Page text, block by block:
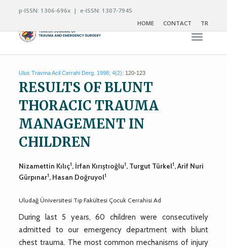
p-ISSN: 1306-696x | e-ISSN: 1307-7945
HOME
CONTACT TR
Toggle
Ulus Travma Acil Cerrahi Derg. 1998; 4(2): 120-123
RESULTS OF BLUNT
THORACIC TRAUMA
MANAGEMENT IN
CHILDREN
Nizamettin Kılıç1, İrfan Kırıştıoğlu1, Turgut Türkel1, Arif Nuri
Gürpınar1, Hasan Doğruyol1
Uludağ Üniversitesi Tıp Fakültesi Çocuk Cerrahisi Ad
During last 5 years, 60 children were consecutively
admitted to our emergency department with blunt
chest trauma. The most common mechanisms of injury